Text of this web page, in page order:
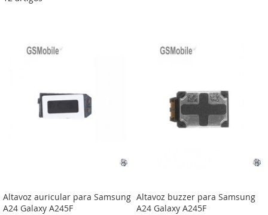
Altavoz auricular para Samsung
A24 Galaxy A245F
Altavoz buzzer para Samsung
A24 Galaxy A245F